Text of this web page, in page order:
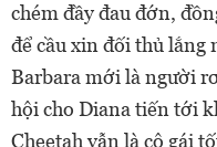
chém đầy đau đớn,
để cầu xin đối thủ lắng
Barbara mới là người
hội cho Diana tiến tới
Cheetah vẫn là cô gái